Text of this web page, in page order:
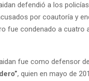
defendió a los policías
por coautoría y
fue condenado a
fue como defensor de
, quien en mayo de